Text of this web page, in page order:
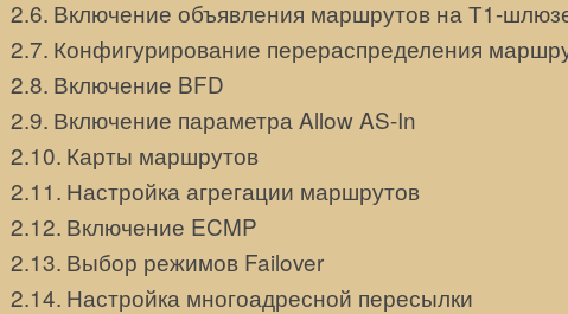
Включение объявления маршрутов на Т1-
Конфигурирование перераспределения
Включение BFD
Включение параметра Allow AS-In
Карты маршрутов
Настройка агрегации маршрутов
Включение ECMP
Выбор режимов Failover
Настройка многоадресной пересылки